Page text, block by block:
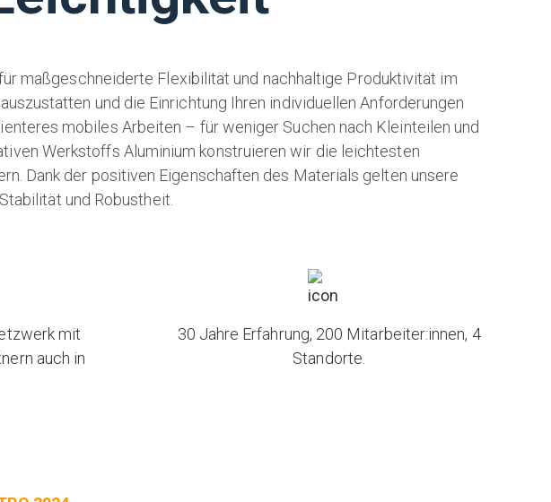
maßgeschneiderte Flexibilität und nachhaltige Produktivität im
und die Einrichtung Ihren individuellen Anforderungen
mobiles Arbeiten – für weniger Suchen nach Kleinteilen und
Werkstoffs Aluminium konstruieren wir die leichtesten
Dank der positiven Eigenschaften des Materials gelten unsere
und Robustheit.
mit
auch in
30 Jahre Erfahrung, 200 Mitarbeiter:innen, 4
Standorte.